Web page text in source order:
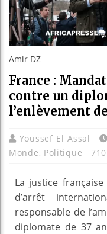
Amir DZ
France :
contre un
l’enlèvement
Youssef El Assal
Monde, Politique
La justice
d’arrêt
responsable de
diplomate de 37